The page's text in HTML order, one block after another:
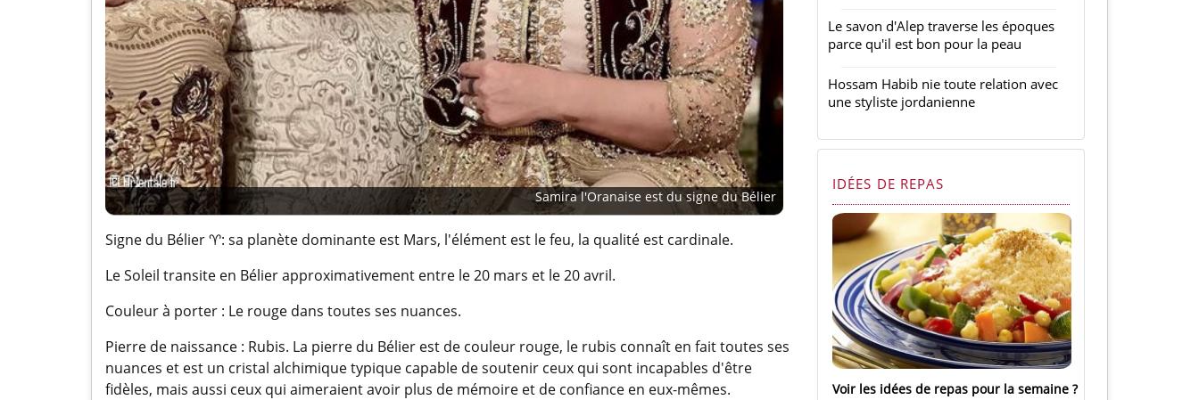
Samira l'Oranaise est du signe du Bélier
Signe du Bélier ♈: sa planète dominante est Mars, l'élément est le feu, la qualité est cardinale.
Le Soleil transite en Bélier approximativement entre le 20 mars et le 20 avril.
Couleur à porter : Le rouge dans toutes ses nuances.
Pierre de naissance : Rubis. La pierre du Bélier est de couleur rouge, le rubis connaît en fait toutes ses
nuances et est un cristal alchimique typique capable de soutenir ceux qui sont incapables d'être
fidèles, mais aussi ceux qui aimeraient avoir plus de mémoire et de confiance en eux-mêmes.
Le savon d'Alep traverse les époques
parce qu'il est bon pour la peau
Hossam Habib nie toute relation avec
une styliste jordanienne
IDÉES DE REPAS
Voir les idées de repas pour la semaine